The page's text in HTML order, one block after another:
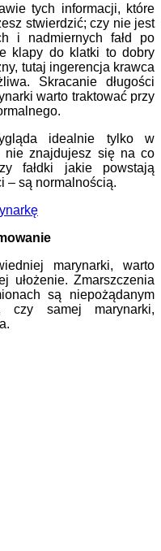
tych informacji, które
stwierdzić; czy nie jest
i nadmiernych fałd po
klapy do klatki to dobry
tutaj ingerencja krawca
Skracanie długości
warto traktować przy
idealnie tylko w
nie znajdujesz się na co
fałdki jakie powstają
– są normalnością.
marynarki, warto
ułożenie. Zmarszczenia
są niepożądanym
czy samej marynarki,